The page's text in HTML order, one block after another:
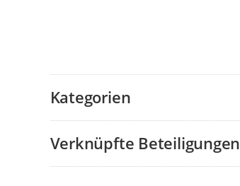
Kategorien
Verknüpfte Beteiligungen